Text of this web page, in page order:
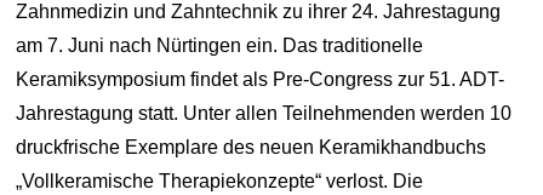
Zahnmedizin und Zahntechnik zu ihrer 24. Jahrestagung
am 7. Juni nach Nürtingen ein. Das traditionelle
Keramiksymposium findet als Pre-Congress zur 51. ADT-
Jahrestagung statt. Unter allen Teilnehmenden werden 10
druckfrische Exemplare des neuen Keramikhandbuchs
„Vollkeramische Therapiekonzepte“ verlost. Die